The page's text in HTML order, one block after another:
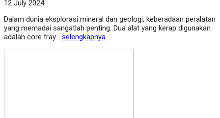
12 July 2024
Dalam dunia eksplorasi mineral dan geologi, keberadaan peralatan
yang memadai sangatlah penting. Dua alat yang kerap digunakan
adalah core tray... selengkapnya